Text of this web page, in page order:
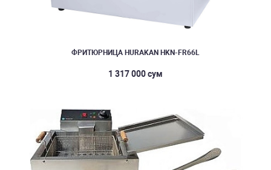
ФРИТЮРНИЦА HURAKAN HKN-FR66L
1 317 000 сум